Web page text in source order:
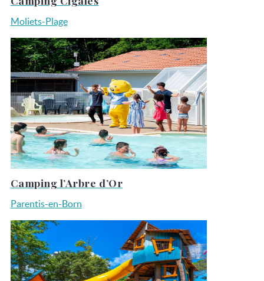
Moliets-Plage
Camping l’Arbre d’Or
Parentis-en-Born